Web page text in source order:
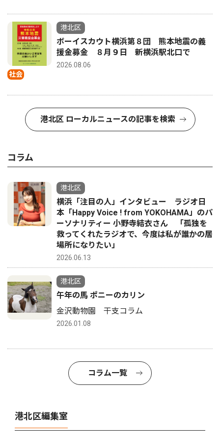
社会
港北区
ボーイスカウト横浜第８団 熊本地震の義
援金募金 ８月９日 新横浜駅北口で
2026.08.06
港北区 ローカルニュースの記事を検索
コラム
港北区
横浜「注目の人」インタビュー ラジオ日
本「Happy Voice ! from YOKOHAMA」のパ
ーソナリティー 小野寺結衣さん 「孤独を
救ってくれたラジオで、今度は私が誰かの居
場所になりたい」
2026.06.13
港北区
午年の馬 ポニーのカリン
金沢動物園 干支コラム
2026.01.08
コラム一覧
港北区編集室